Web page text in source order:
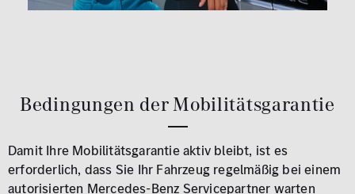
Bedingungen der Mobilitätsgarantie
Damit Ihre Mobilitätsgarantie aktiv bleibt, ist es
erforderlich, dass Sie Ihr Fahrzeug regelmäßig bei einem
autorisierten Mercedes-Benz Servicepartner warten